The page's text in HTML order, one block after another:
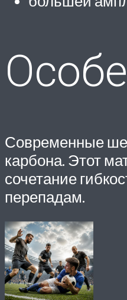
Современные
карбона. Этот
сочетание
перепадам.